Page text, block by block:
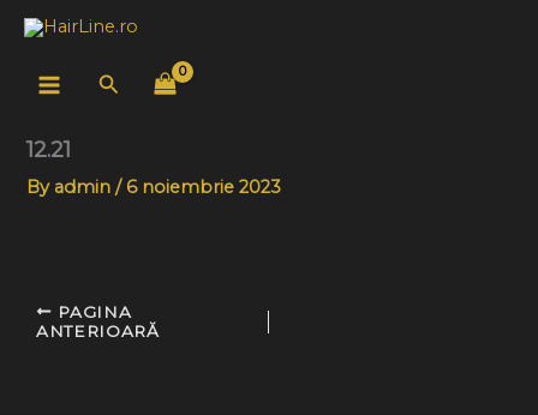
Skip
content
Search
12.21
By admin/ 6 noiembrie 2023
PAGINA
ANTERIOARĂ